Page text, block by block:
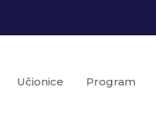
Učionice Program